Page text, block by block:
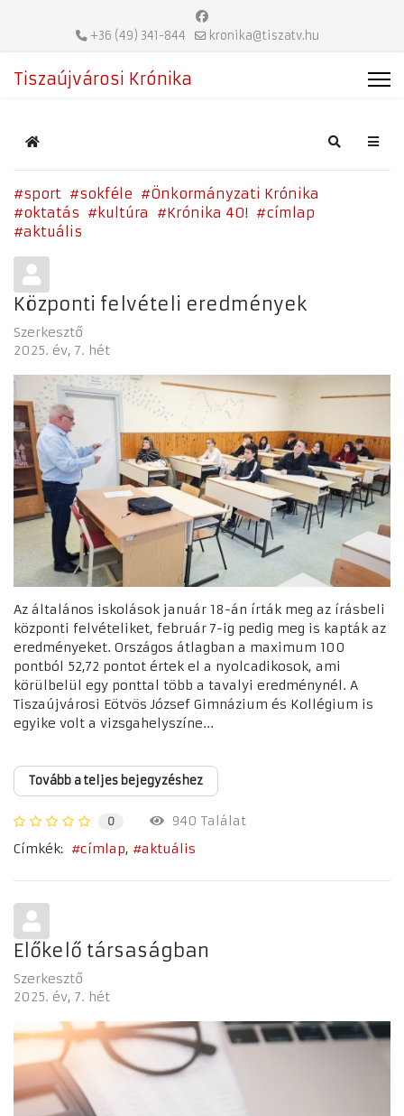
+36 (49) 341-844 kronika@tiszatv.hu
Tiszaújvárosi Krónika
Home Search
sport sokféle
Önkormányzati Krónika
oktatás
kultúra Krónika 40!
címlap
aktuális
Központi felvételi eredmények
Szerkesztő
2025. év 7. hét
Az általános iskolások január 18-án írták meg az írásbeli
központi felvételiket, február 7-ig pedig meg is kapták az
eredményeket. Országos átlagban a maximum 100
pontból 52,72 pontot értek el a nyolcadikosok, ami
körülbelül egy ponttal több a tavalyi eredménynél. A
Tiszaújvárosi Eötvös József Gimnázium és Kollégium is
egyike volt a vizsgahelyszíne...
Tovább a teljes bejegyzéshez
0
940 Találat
Címkék:
címlap aktuális
Előkelő társaságban
Szerkesztő
2025. év 7. hét